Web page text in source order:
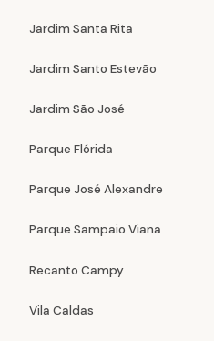
Jardim Santa Rita
Jardim Santo Estevão
Jardim São José
Parque Flórida
Parque José Alexandre
Parque Sampaio Viana
Recanto Campy
Vila Caldas